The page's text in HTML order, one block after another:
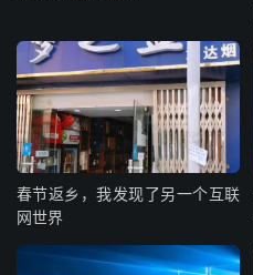
春节返乡，我发现了另一个互联
网世界